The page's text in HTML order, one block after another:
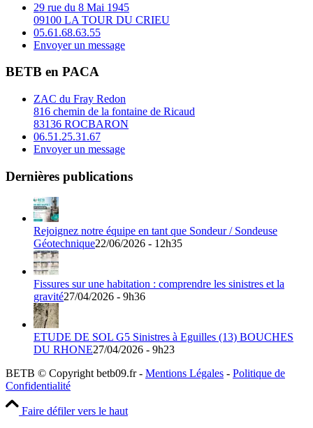
29 rue du 8 Mai 1945
09100 LA TOUR DU CRIEU
05.61.68.63.55
Envoyer un message
BETB en PACA
ZAC du Fray Redon
816 chemin de la fontaine de Ricaud
83136 ROCBARON
06.51.25.31.67
Envoyer un message
Dernières publications
Rejoignez notre équipe en tant que Sondeur / Sondeuse
Géotechnique22/06/2026 - 12h35
Fissures sur une habitation : comprendre les sinistres et la
gravité27/04/2026 - 9h36
ETUDE DE SOL G5 Sinistres à Eguilles (13) BOUCHES
DU RHONE27/04/2026 - 9h23
BETB © Copyright betb09.fr - Mentions Légales - Politique de
Confidentialité
Faire défiler vers le haut